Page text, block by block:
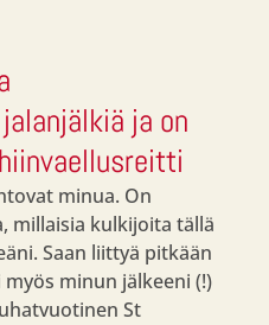
ja on
minua. On
millaisia kulkijoita tällä
Saan liittyä pitkään
minun jälkeeni (!)
St